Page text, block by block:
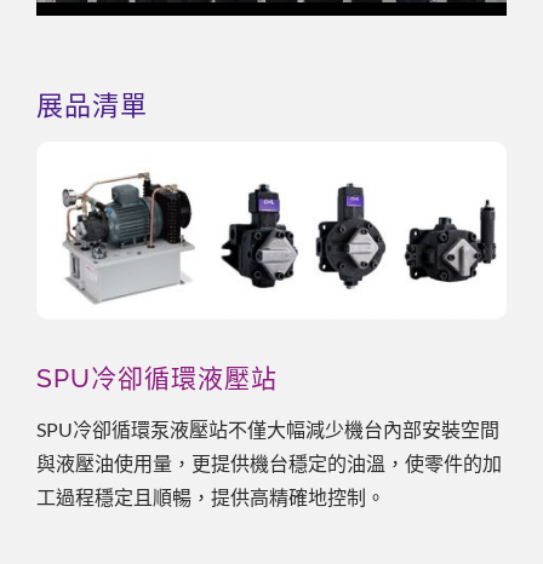
展品清單
SPU冷卻循環液壓站
SPU冷卻循環泵液壓站不僅大幅減少機台內部安裝空間
與液壓油使用量，更提供機台穩定的油溫，使零件的加
工過程穩定且順暢，提供高精確地控制。